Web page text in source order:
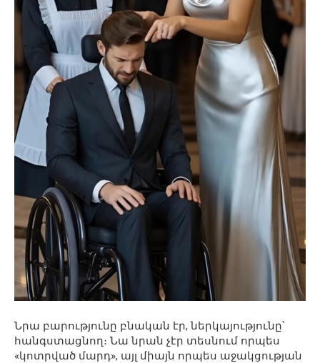
Նրա բարությունը բնական էր, ներկայությունը՝
հանգստացնող։ Նա նրան չէր տեսնում որպես
«կոտրված մարդ», այլ միայն որպես աջակցության